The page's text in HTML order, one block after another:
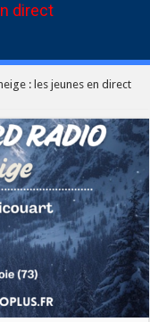
direct
: les jeunes en direct